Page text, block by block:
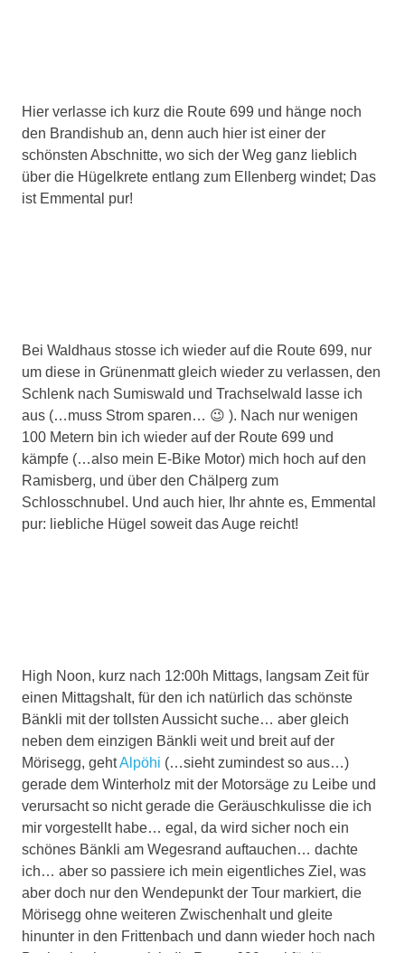
Hier verlasse ich kurz die Route 699 und hänge noch
den Brandishub an, denn auch hier ist einer der
schönsten Abschnitte, wo sich der Weg ganz lieblich
über die Hügelkrete entlang zum Ellenberg windet; Das
ist Emmental pur!
Bei Waldhaus stosse ich wieder auf die Route 699, nur
um diese in Grünenmatt gleich wieder zu verlassen, den
Schlenk nach Sumiswald und Trachselwald lasse ich
aus (…muss Strom sparen… 😉 ). Nach nur wenigen
100 Metern bin ich wieder auf der Route 699 und
kämpfe (…also mein E-Bike Motor) mich hoch auf den
Ramisberg, und über den Chälperg zum
Schlosschnubel. Und auch hier, Ihr ahnte es, Emmental
pur: liebliche Hügel soweit das Auge reicht!
High Noon, kurz nach 12:00h Mittags, langsam Zeit für
einen Mittagshalt, für den ich natürlich das schönste
Bänkli mit der tollsten Aussicht suche… aber gleich
neben dem einzigen Bänkli weit und breit auf der
Mörisegg, gehtAlpöhi (…sieht zumindest so aus…)
gerade dem Winterholz mit der Motorsäge zu Leibe und
verursacht so nicht gerade die Geräuschkulisse die ich
mir vorgestellt habe… egal, da wird sicher noch ein
schönes Bänkli am Wegesrand auftauchen… dachte
ich… aber so passiere ich mein eigentliches Ziel, was
aber doch nur den Wendepunkt der Tour markiert, die
Mörisegg ohne weiteren Zwischenhalt und gleite
hinunter in den Frittenbach und dann wieder hoch nach